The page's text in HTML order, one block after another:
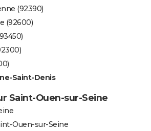
(92390)
(92600)
Saint-Denis
Saint-Ouen-sur-Seine
Ouen-sur-Seine